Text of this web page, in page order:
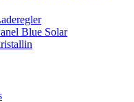
Blue Solar